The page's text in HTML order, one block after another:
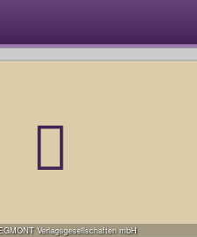
Verlagsgesellschaften mbH